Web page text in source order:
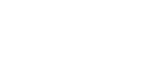
van 5 uit 5, 19 recensies